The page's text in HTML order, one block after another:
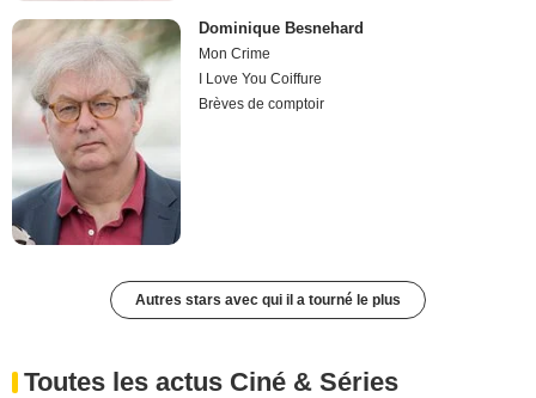
Dominique Besnehard
Mon Crime
I Love You Coiffure
Brèves de comptoir
Autres stars avec qui il a tourné le plus
Toutes les actus Ciné & Séries